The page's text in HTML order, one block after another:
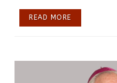
READ MORE